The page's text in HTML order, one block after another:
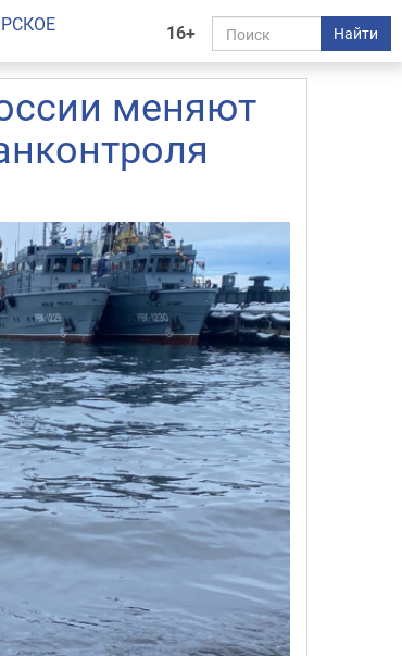
16+ Найти
меняют